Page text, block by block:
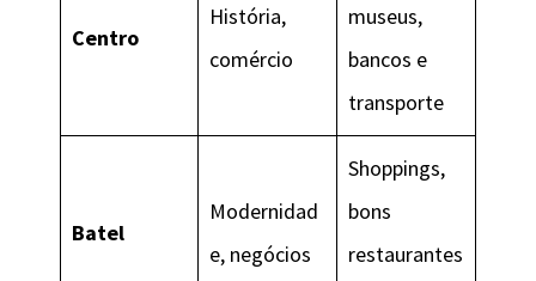
Centro
História,
comércio
museus,
bancos e
transporte
Batel
Modernidad
e, negócios
Shoppings,
bons
restaurantes